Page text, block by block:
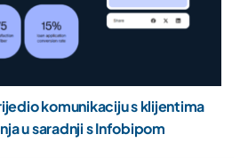
komunikaciju s klijentima
u saradnji s Infobipom